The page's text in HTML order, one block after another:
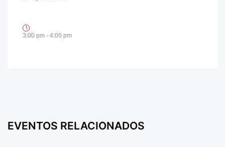
3:00 pm - 4:00 pm
EVENTOS RELACIONADOS